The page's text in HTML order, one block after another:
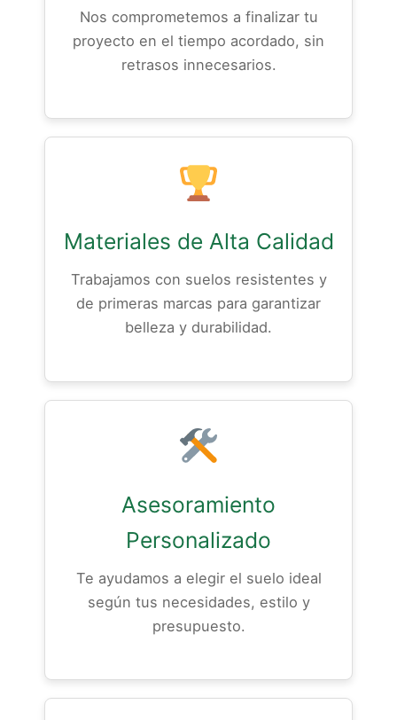
Nos comprometemos a finalizar tu
proyecto en el tiempo acordado, sin
retrasos innecesarios.
Materiales de Alta Calidad
Trabajamos con suelos resistentes y
de primeras marcas para garantizar
belleza y durabilidad.
Asesoramiento
Personalizado
Te ayudamos a elegir el suelo ideal
según tus necesidades, estilo y
presupuesto.